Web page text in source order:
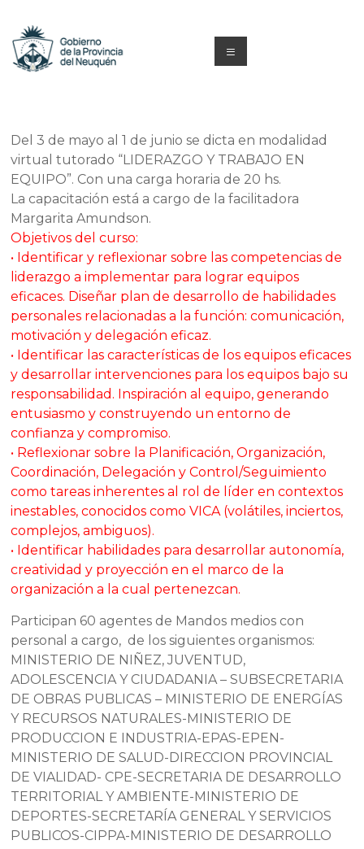
contenido
y
Formación
Neuquén
Menú
Del 3 de mayo al 1 de junio se dicta en modalidad
virtual tutorado “LIDERAZGO Y TRABAJO EN
EQUIPO”. Con una carga horaria de 20 hs.
La capacitación está a cargo de la facilitadora
Margarita Amundson.
Objetivos del curso:
• Identificar y reflexionar sobre las competencias de
liderazgo a implementar para lograrequipos
eficaces. Diseñar plan de desarrollo de habilidades
personales relacionadas a lafunción: comunicación,
motivación y delegación eficaz.
• Identificar las características de los equipos eficaces
y desarrollar intervenciones para losequipos bajo su
responsabilidad. Inspiración al equipo, generando
entusiasmo y construyendo un entorno de
confianza y compromiso.
• Reflexionar sobre la Planificación, Organización,
Coordinación, Delegación yControl/Seguimiento
como tareas inherentes al rol de líder en contextos
inestables, conocidoscomo VICA (volátiles, inciertos,
complejos, ambiguos).
• Identificar habilidades para desarrollar autonomía,
creatividad y proyección en el marco de la
organización a la cual pertenezcan.
Participan 60 agentes de Mandos medios con
personal a cargo, de los siguientes organismos:
MINISTERIO DE NIÑEZ, JUVENTUD,
ADOLESCENCIA Y CIUDADANIA – SUBSECRETARIA
DE OBRAS PUBLICAS – MINISTERIO DE ENERGÍAS
Y RECURSOS NATURALES-MINISTERIO DE
PRODUCCION E INDUSTRIA-EPAS-EPEN-
MINISTERIO DE SALUD-DIRECCION PROVINCIAL
DE VIALIDAD- CPE-SECRETARIA DE DESARROLLO
TERRITORIAL Y AMBIENTE-MINISTERIO DE
DEPORTES-SECRETARÍA GENERAL Y SERVICIOS
PUBLICOS-CIPPA-MINISTERIO DE DESARROLLO